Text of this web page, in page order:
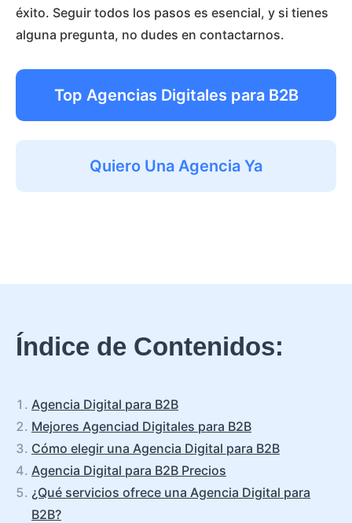
éxito. Seguir todos los pasos es esencial, y si tienes
alguna pregunta, no dudes en contactarnos.
Top Agencias Digitales para B2B
Quiero Una Agencia Ya
Índice de Contenidos:
Agencia Digital para B2B
Mejores Agenciad Digitales para B2B
Cómo elegir una Agencia Digital para B2B
Agencia Digital para B2B Precios
¿Qué servicios ofrece una Agencia Digital para
B2B?